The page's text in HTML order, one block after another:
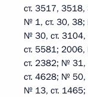
ст. 3517,
№ 1, ст. 30,
№ 30, ст.
ст. 5581;
ст. 2382; №
ст. 4628; № 50,
№ 13, ст.